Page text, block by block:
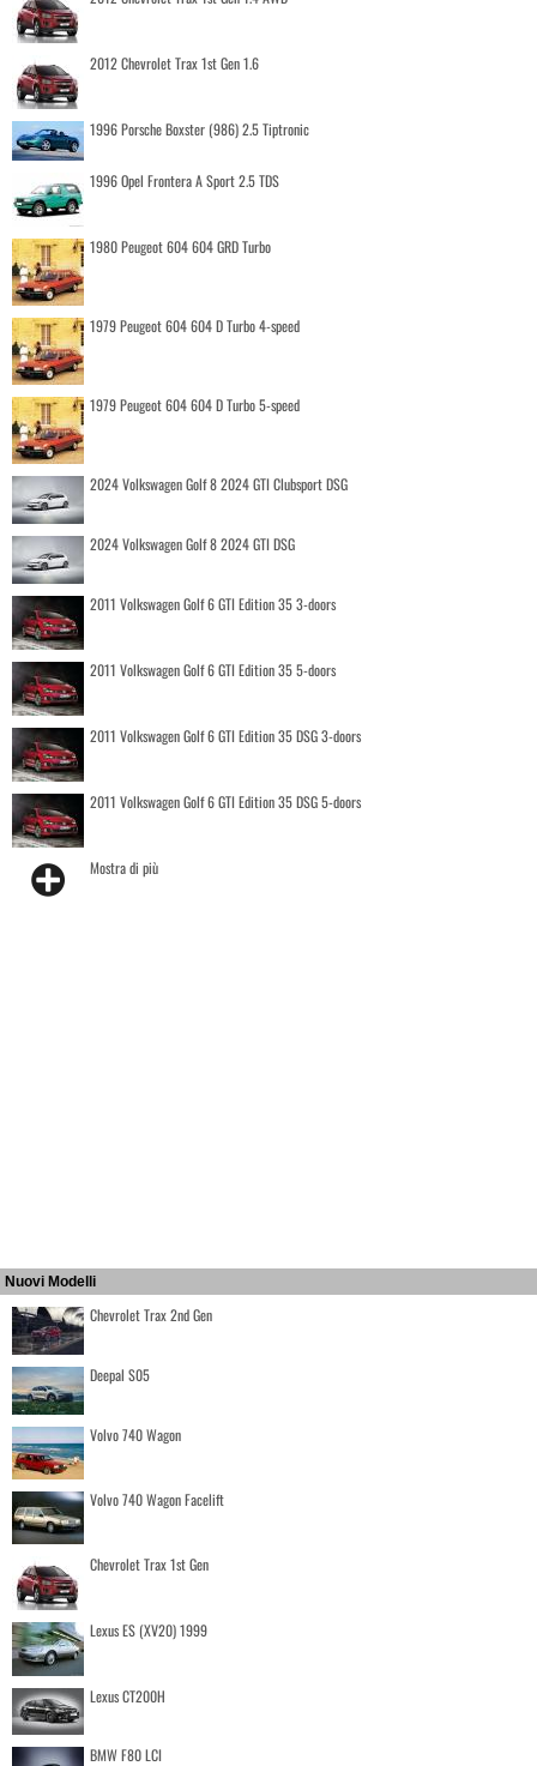
2012 Chevrolet Trax 1st Gen 1.6
1996 Porsche Boxster (986) 2.5 Tiptronic
1996 Opel Frontera A Sport 2.5 TDS
1980 Peugeot 604 604 GRD Turbo
1979 Peugeot 604 604 D Turbo 4-speed
1979 Peugeot 604 604 D Turbo 5-speed
2024 Volkswagen Golf 8 2024 GTI Clubsport DSG
2024 Volkswagen Golf 8 2024 GTI DSG
2011 Volkswagen Golf 6 GTI Edition 35 3-doors
2011 Volkswagen Golf 6 GTI Edition 35 5-doors
2011 Volkswagen Golf 6 GTI Edition 35 DSG 3-doors
2011 Volkswagen Golf 6 GTI Edition 35 DSG 5-doors
Mostra di più
Nuovi Modelli
Chevrolet Trax 2nd Gen
Deepal S05
Volvo 740 Wagon
Volvo 740 Wagon Facelift
Chevrolet Trax 1st Gen
Lexus ES (XV20) 1999
Lexus CT200H
BMW F80 LCI